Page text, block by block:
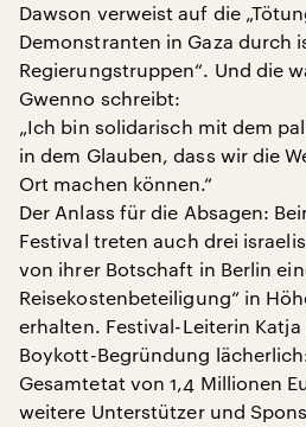
Dawson verweist auf die
Demonstranten in Gaza durch
Regierungstruppen“. Und die
Gwenno schreibt:
„Ich bin solidarisch mit dem
in dem Glauben, dass wir die
Ort machen können.“
Der Anlass für die Absagen:
Festival treten auch drei
von ihrer Botschaft in Berlin
Reisekostenbeteiligung“ in
erhalten. Festival-Leiterin
Boykott-Begründung
Gesamtetat von 1,4 Millionen
weitere Unterstützer und